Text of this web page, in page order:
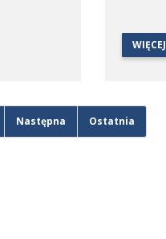
WIĘCEJ
Następna Ostatnia